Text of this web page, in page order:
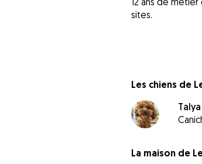
sites.
Les chiens de
Talya
La maison de